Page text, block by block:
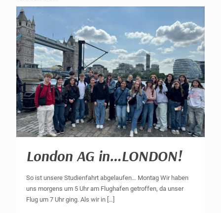
London AG in…LONDON!
So ist unsere Studienfahrt abgelaufen… Montag Wir haben
uns morgens um 5 Uhr am Flughafen getroffen, da unser
Flug um 7 Uhr ging. Als wir in […]